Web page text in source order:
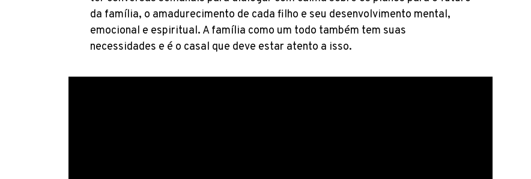
da família, o amadurecimento de cada filho e seu desenvolvimento mental,
emocional e espiritual. A família como um todo também tem suas
necessidades e é o casal que deve estar atento a isso.